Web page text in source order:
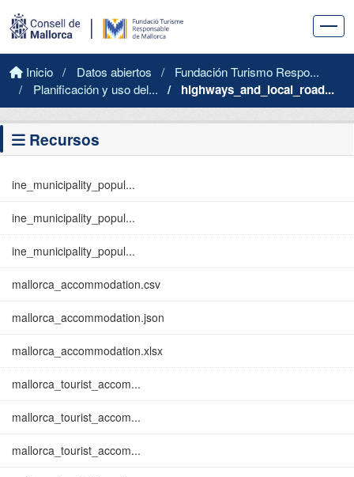
Inicio Datos abiertos
Fundación Turismo Respo...
Planificación y uso del...
highways_and_local_road...
Recursos
ine_municipality_popul...
ine_municipality_popul...
ine_municipality_popul...
mallorca_accommodation.csv
mallorca_accommodation.json
mallorca_accommodation.xlsx
mallorca_tourist_accom...
mallorca_tourist_accom...
mallorca_tourist_accom...